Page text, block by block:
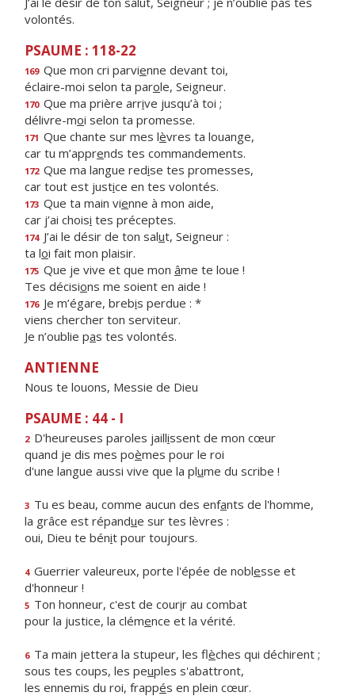
volontés.
PSAUME : 118-22
169 Que mon cri parvienne devant toi,
éclaire-moi selon ta parole, Seigneur.
170 Que ma prière arrive jusqu’à toi ;
délivre-moi selon ta promesse.
171 Que chante sur mes lèvres ta louange,
car tu m’apprends tes commandements.
172 Que ma langue redise tes promesses,
car tout est justice en tes volontés.
173 Que ta main vienne à mon aide,
car j’ai choisi tes préceptes.
174 J’ai le désir de ton salut, Seigneur :
ta loi fait mon plaisir.
175 Que je vive et que mon âme te loue !
Tes décisions me soient en aide !
176 Je m’égare, brebis perdue : *
viens chercher ton serviteur.
Je n’oublie pas tes volontés.
ANTIENNE
Nous te louons, Messie de Dieu
PSAUME : 44 - I
2 D'heureuses paroles jaillissent de mon cœur
quand je dis mes poèmes pour le roi
d'une langue aussi vive que la plume du scribe !
3 Tu es beau, comme aucun des enfants de l'homme,
la grâce est répandue sur tes lèvres :
oui, Dieu te bénit pour toujours.
4 Guerrier valeureux, porte l'épée de noblesse et
d'honneur !
5 Ton honneur, c'est de courir au combat
pour la justice, la clémence et la vérité.
6 Ta main jettera la stupeur, les flèches qui déchirent ;
sous tes coups, les peuples s'abattront,
les ennemis du roi, frappés en plein cœur.